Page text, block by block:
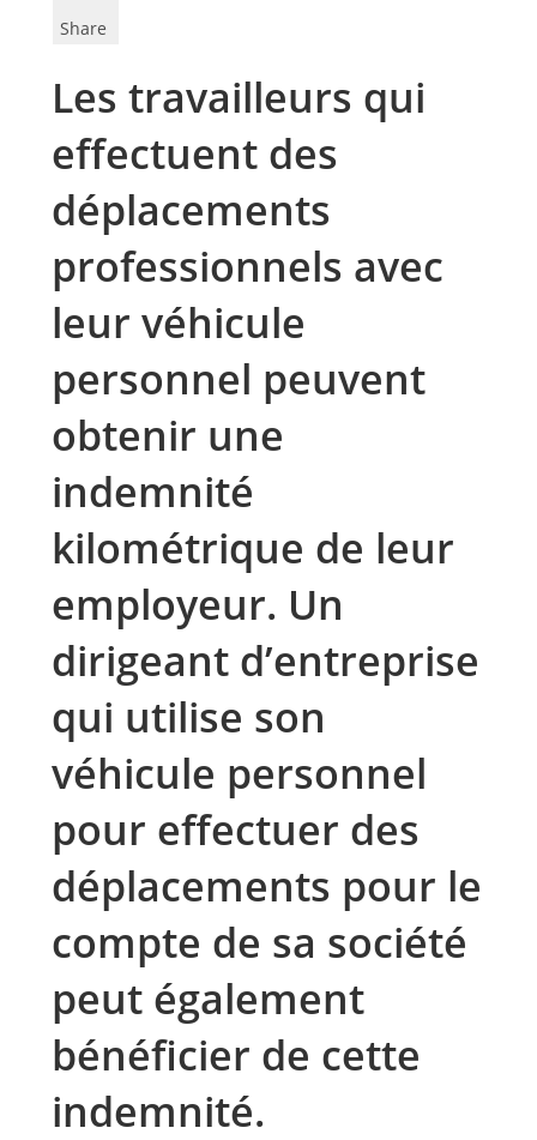
Share
Les travailleurs qui
effectuent des
déplacements
professionnels avec
leur véhicule
personnel peuvent
obtenir une
indemnité
kilométrique de leur
employeur. Un
dirigeant d’entreprise
qui utilise son
véhicule personnel
pour effectuer des
déplacements pour le
compte de sa société
peut également
bénéficier de cette
indemnité.